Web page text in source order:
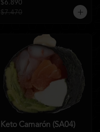
$6.890
$7.470
Keto Camarón (SA04)